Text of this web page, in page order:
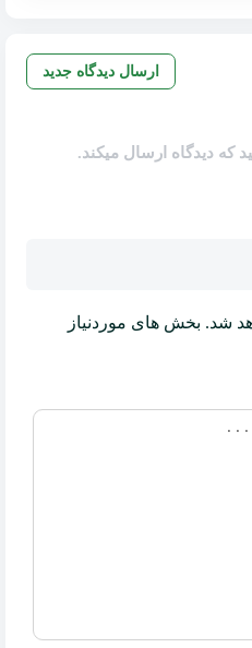
ارسال دیدگاه جدید
که دیدگاه ارسال میکند.
شد. بخش های موردنیاز